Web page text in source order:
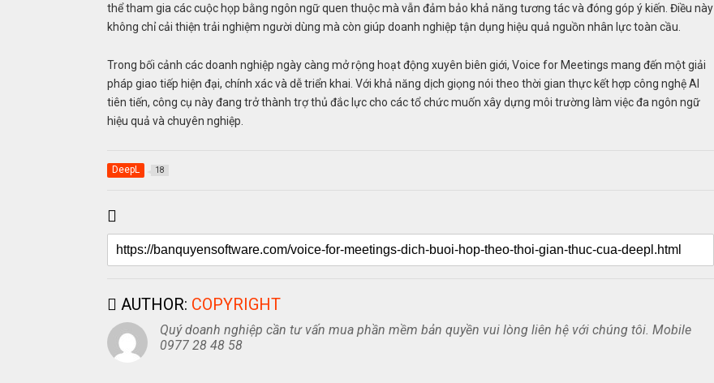
thể tham gia các cuộc họp bằng ngôn ngữ quen thuộc mà vẫn đảm bảo khả năng tương tác và đóng góp ý kiến. Điều này
không chỉ cải thiện trải nghiệm người dùng mà còn giúp doanh nghiệp tận dụng hiệu quả nguồn nhân lực toàn cầu.
Trong bối cảnh các doanh nghiệp ngày càng mở rộng hoạt động xuyên biên giới, Voice for Meetings mang đến một giải
pháp giao tiếp hiện đại, chính xác và dễ triển khai. Với khả năng dịch giọng nói theo thời gian thực kết hợp công nghệ AI
tiên tiến, công cụ này đang trở thành trợ thủ đắc lực cho các tổ chức muốn xây dựng môi trường làm việc đa ngôn ngữ
hiệu quả và chuyên nghiệp.
DeepL 18
AUTHOR: COPYRIGHT
Quý doanh nghiệp cần tư vấn mua phần mềm bản quyền vui lòng liên hệ với chúng tôi. Mobile
0977 28 48 58